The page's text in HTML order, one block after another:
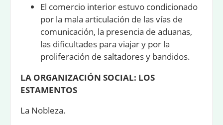
El comercio interior estuvo condicionado
por la mala articulación de las vías de
comunicación, la presencia de aduanas,
las dificultades para viajar y por la
proliferación de saltadores y bandidos.
LA ORGANIZACIÓN SOCIAL: LOS
ESTAMENTOS
La Nobleza.